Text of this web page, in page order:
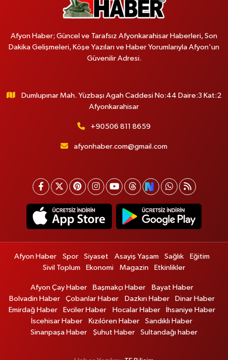
Afyon Haber; Güncel ve Tarafsız Afyonkarahisar Haberleri, Son
Dakika Gelişmeleri, Köşe Yazıları ve Haber Yorumlarıyla Afyon'un
Güvenilir Adresi.
Dumlupınar Mah. Yüzbaşı Agah Caddesi No:44 Daire:3 Kat:2
Afyonkarahisar
+90506 811 8659
afyonhaber.com@gmail.com
Afyon Haber Spor Siyaset Asayiş Yaşam Sağlık
Eğitim
Sivil Toplum
Ekonomi Magazin Etkinlikler
Afyon Çay Haber Başmakçı Haber
Bayat Haber
Bolvadin Haber
Çobanlar Haber Dazkırı Haber
Dinar Haber
Emirdağ Haber
Evciler Haber Hocalar Haber
İhsaniye Haber
İscehisar Haber
Kızılören Haber
Sandıklı Haber
Sinanpaşa Haber
Şuhut Haber Sultandağı haber